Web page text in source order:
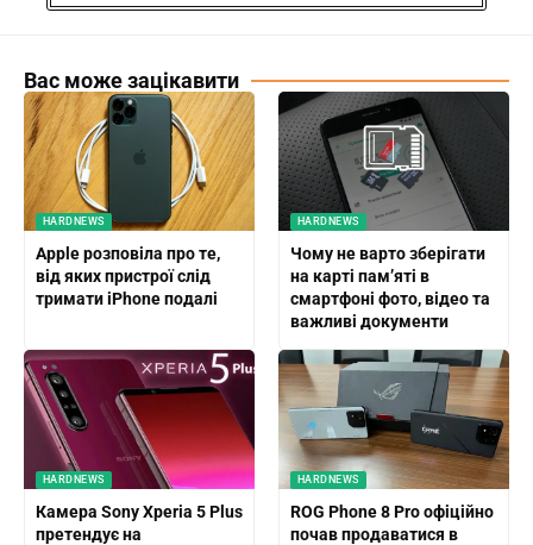
Вас може зацікавити
HARDNEWS
Apple розповіла про те,
від яких пристрої слід
тримати iPhone подалі
HARDNEWS
Чому не варто зберігати
на карті пам’яті в
смартфоні фото, відео та
важливі документи
HARDNEWS
Камера Sony Xperia 5 Plus
претендує на
HARDNEWS
ROG Phone 8 Pro офіційно
почав продаватися в